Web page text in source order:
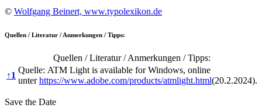
© Wolfgang Beinert, www.typolexikon.de
Quellen / Literatur / Anmerkungen / Tipps:
Quellen / Literatur / Anmerkungen / Tipps:
↑1
Quelle: ATM Light is available for Windows, online
unterhttps://www.adobe.com/products/atmlight.html(20.2.2024).
Save the Date